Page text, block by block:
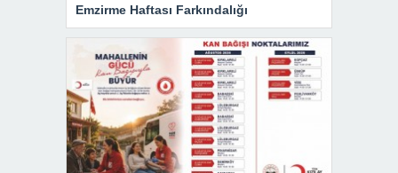
Emzirme Haftası Farkındalığı